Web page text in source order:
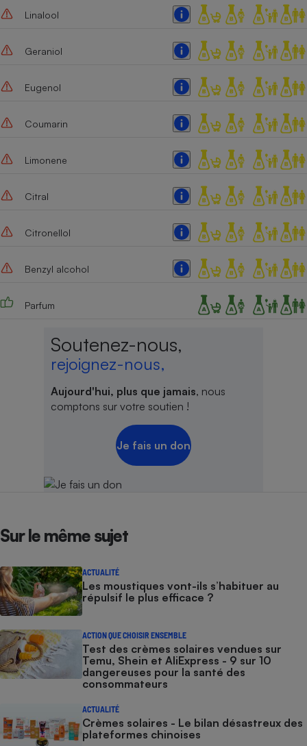
Linalool
Geraniol
Eugenol
Coumarin
Limonene
Citral
Citronellol
Benzyl alcohol
Parfum
Soutenez-nous,
rejoignez-nous,
Aujourd'hui, plus que jamais, nous
comptons sur votre soutien !
Je fais un don
Sur le même sujet
ACTUALITÉ
Les moustiques vont-ils s’habituer au
répulsif le plus efficace ?
ACTION QUE CHOISIR ENSEMBLE
Test des crèmes solaires vendues sur
Temu, Shein et AliExpress - 9 sur 10
dangereuses pour la santé des
consommateurs
ACTUALITÉ
Crèmes solaires - Le bilan désastreux des
plateformes chinoises